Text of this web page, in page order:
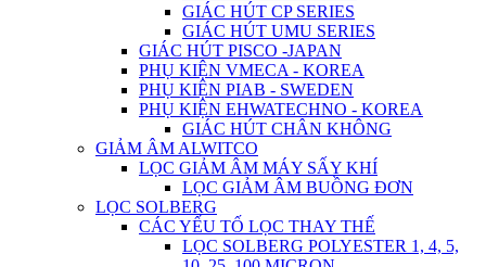
GIÁC HÚT CP SERIES
GIÁC HÚT UMU SERIES
GIÁC HÚT PISCO -JAPAN
PHỤ KIỆN VMECA - KOREA
PHỤ KIỆN PIAB - SWEDEN
PHỤ KIỆN EHWATECHNO - KOREA
GIÁC HÚT CHÂN KHÔNG
GIẢM ÂM ALWITCO
LỌC GIẢM ÂM MÁY SẤY KHÍ
LỌC GIẢM ÂM BUỒNG ĐƠN
LỌC SOLBERG
CÁC YẾU TỐ LỌC THAY THẾ
LỌC SOLBERG POLYESTER 1, 4, 5,